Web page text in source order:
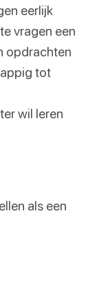
eerlijk
vragen een
opdrachten
tot
wil leren
als een